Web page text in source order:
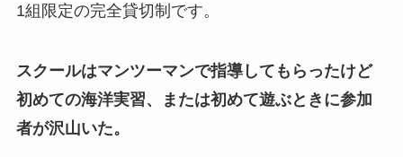
1組限定の完全貸切制です。
スクールはマンツーマンで指導してもらったけど
初めての海洋実習、または初めて遊ぶときに参加
者が沢山いた。